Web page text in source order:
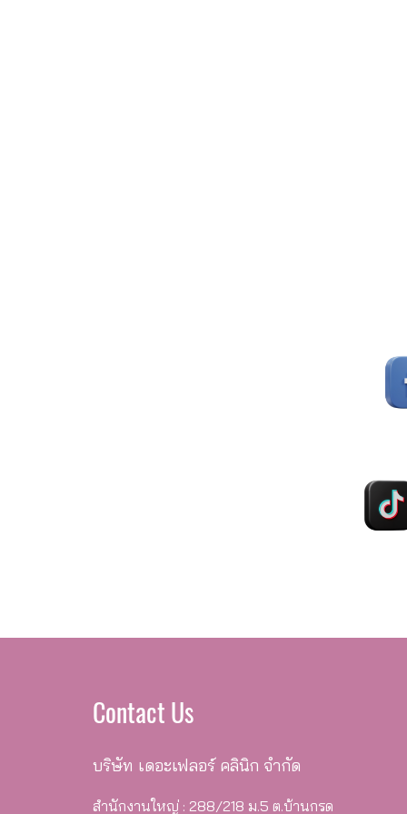
Contact Us
บริษัท เดอะเฟลอร์ คลินิก จำกัด
สำนักงานใหญ่ : 288/218 ม.5 ต.บ้านกรด